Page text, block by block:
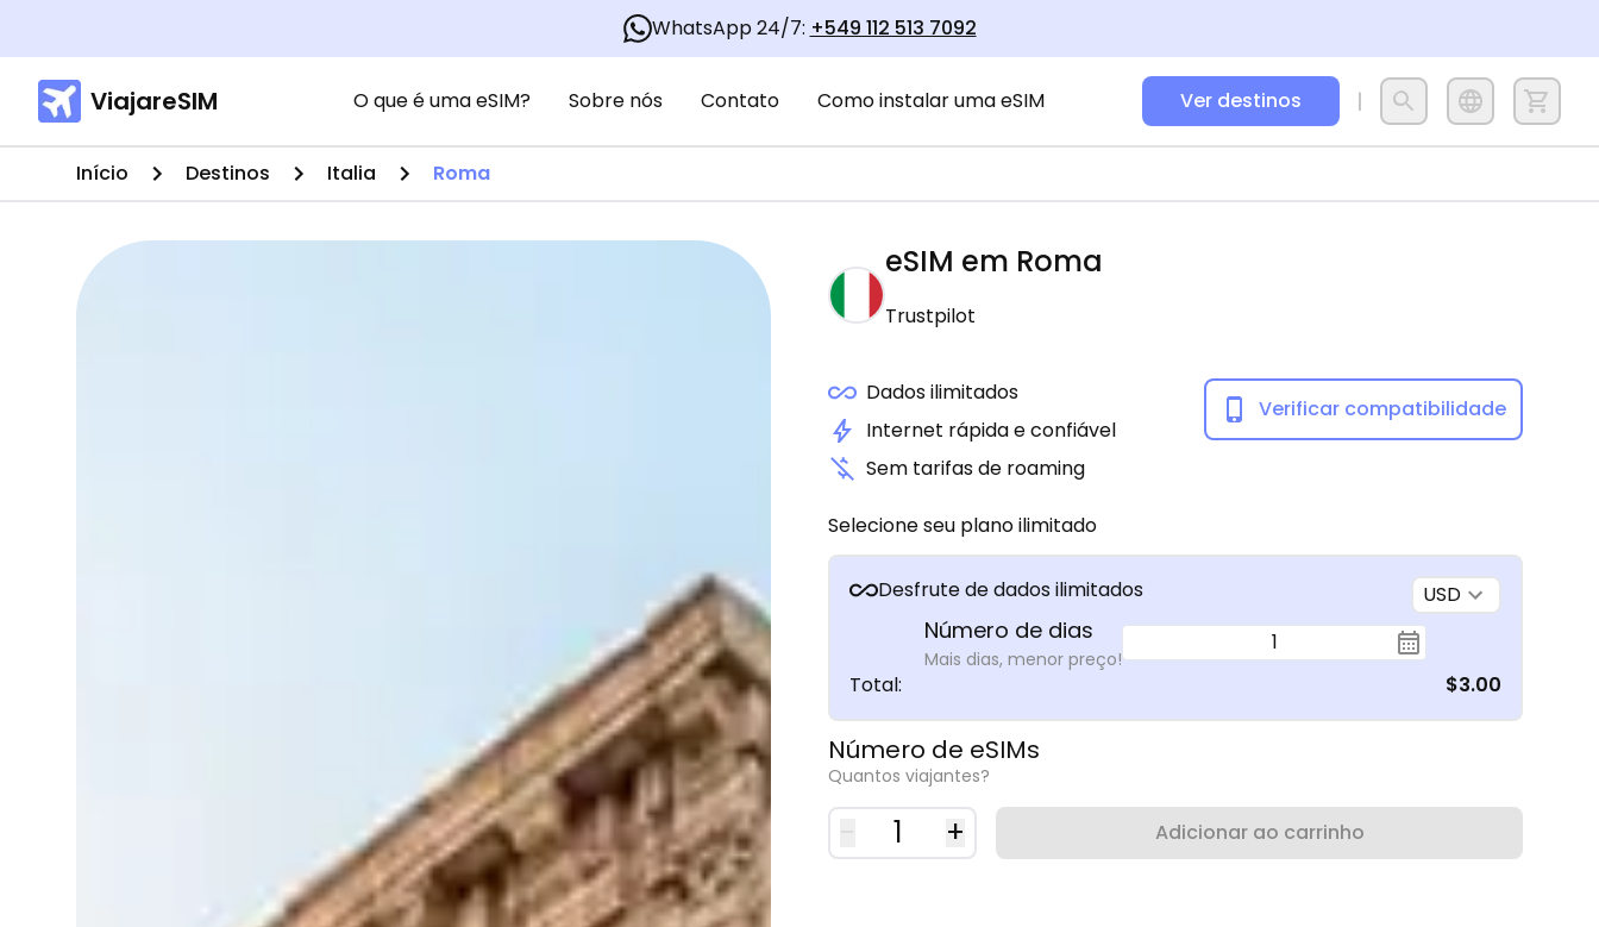
WhatsApp 24/7: +549 112 513 7092
ViajareSIM O que é uma eSIM? Sobre nós Contato Como instalar uma eSIM Ver destinos
Início Destinos Italia Roma
eSIM em Roma
Trustpilot
Dados ilimitados
Internet rápida e confiável
Sem tarifas de roaming
Verificar compatibilidade
Selecione seu plano ilimitado
Desfrute de dados ilimitados USD
Número de dias
Mais dias, menor preço!
1
Total: $3.00
Número de eSIMs
Quantos viajantes?
- 1 + Adicionar ao carrinho